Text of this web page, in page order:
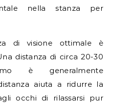
nella stanza per
di visione ottimale è
distanza di circa 20-30
è generalmente
aiuta a ridurre la
occhi di rilassarsi pur